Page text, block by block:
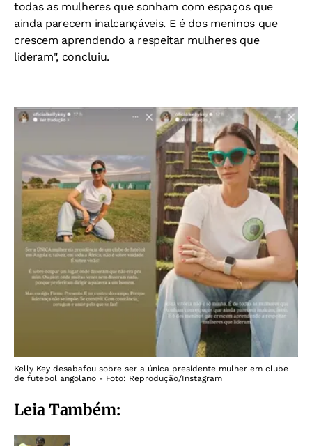
todas as mulheres que sonham com espaços que
ainda parecem inalcançáveis. E é dos meninos que
crescem aprendendo a respeitar mulheres que
lideram", concluiu.
Kelly Key desabafou sobre ser a única presidente mulher em clube
de futebol angolano - Foto: Reprodução/Instagram
Leia Também: